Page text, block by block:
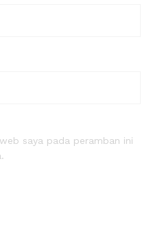
saya pada peramban ini